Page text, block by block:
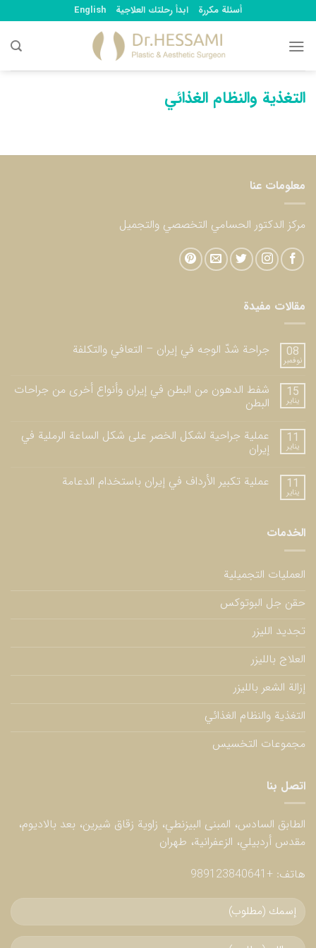
to
content
أسئلة مكررة ابدأ رحلتك العلاجية English
التغذية والنظام الغذائي
معلومات عنا
مركز الدكتور الحسامي التخصصي والتجميل
مقالات مفيدة
08
نوفمبر
جراحة شدّ الوجه في إيران – التعافي والتكلفة
15
يناير
شفط الدهون من البطن في إيران وأنواع أخرى من جراحات
البطن
11
يناير
عملية جراحية لشكل الخصر على شكل الساعة الرملية في
إيران
11
يناير
عملية تكبير الأرداف في إيران باستخدام الدعامة
الخدمات
العمليات التجميلية
حقن جل البوتوكس
تجديد الليزر
العلاج بالليزر
إزالة الشعر بالليزر
التغذية والنظام الغذائي
مجموعات التخسيس
اتصل بنا
الطابق السادس، المبنى البيزنطي، زاوية زقاق شيرين، بعد بالاديوم،
مقدس أردبيلي، الزعفرانية، طهران
هاتف: +989123840641